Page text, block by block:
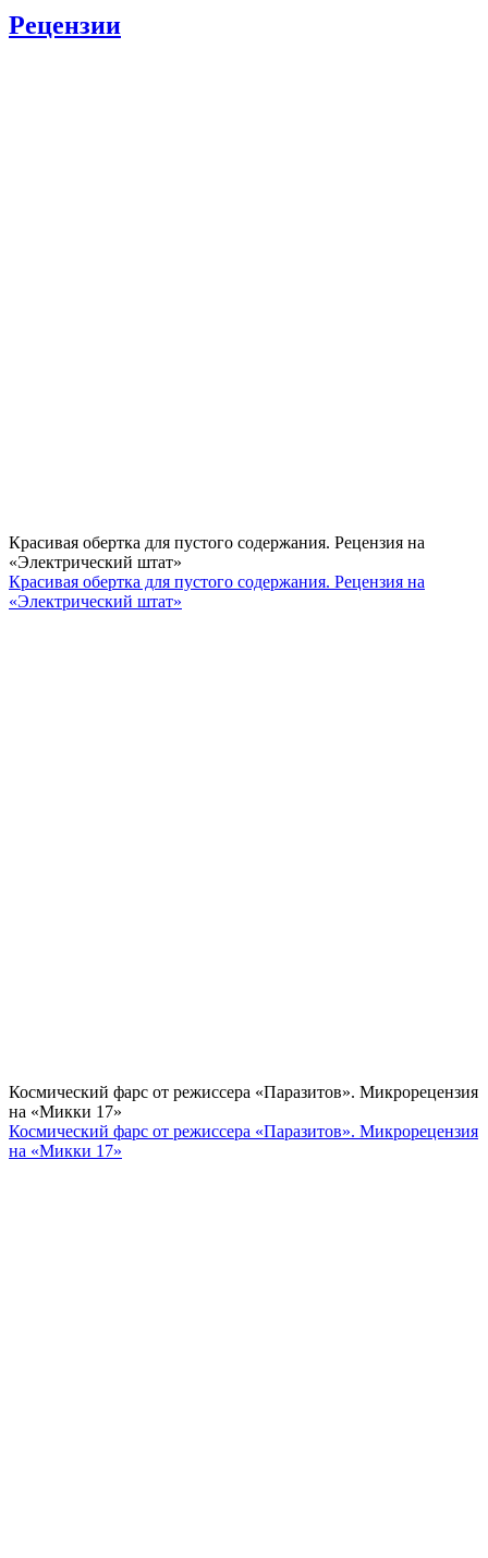
Рецензии
Красивая обертка для пустого содержания. Рецензия на
«Электрический штат»
Красивая обертка для пустого содержания. Рецензия на
«Электрический штат»
Космический фарс от режиссера «Паразитов». Микрорецензия
на «Микки 17»
Космический фарс от режиссера «Паразитов». Микрорецензия
на «Микки 17»